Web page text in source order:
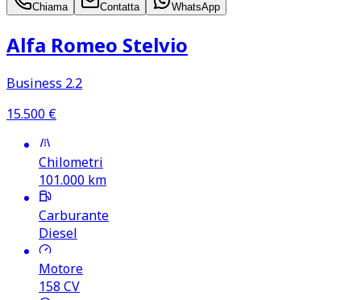
Chiama Contatta WhatsApp
Alfa Romeo Stelvio
Business 2.2
15.500 €
Chilometri
101.000 km
Carburante
Diesel
Motore
158 CV